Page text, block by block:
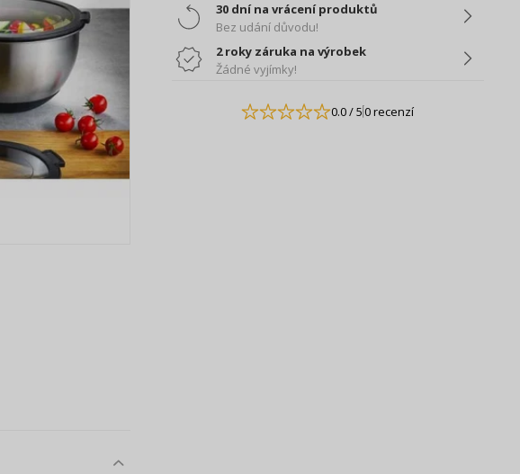
30 dní na vrácení produktů
Bez udání důvodu!
2 roky záruka na výrobek
Žádné vyjímky!
0.0/ 50 recenzí